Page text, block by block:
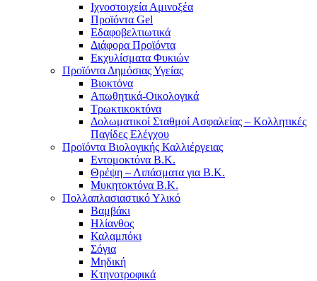
Ιχνοστοιχεία Αμινοξέα
Προϊόντα Gel
Εδαφοβελτιωτικά
Διάφορα Προϊόντα
Εκχυλίσματα Φυκιών
Προϊόντα Δημόσιας Υγείας
Βιοκτόνα
Απωθητικά-Οικολογικά
Τρωκτικοκτόνα
Δολωματικοί Σταθμοί Ασφαλείας – Κολλητικές
Παγίδες Ελέγχου
Προϊόντα Βιολογικής Καλλιέργειας
Εντομοκτόνα Β.Κ.
Θρέψη – Λιπάσματα για Β.Κ.
Μυκητοκτόνα Β.Κ.
Πολλαπλασιαστικό Υλικό
Βαμβάκι
Ηλίανθος
Καλαμπόκι
Σόγια
Μηδική
Κτηνοτροφικά